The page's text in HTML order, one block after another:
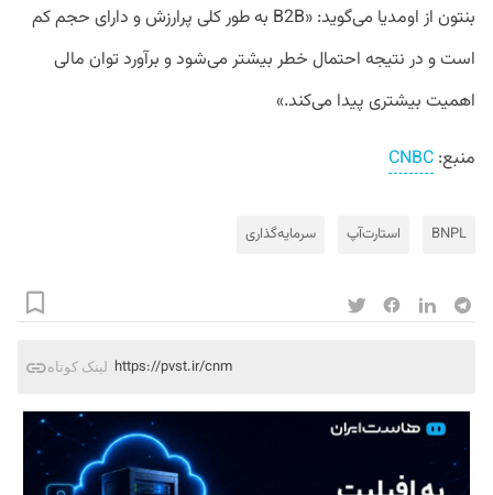
بنتون از اومدیا می‌گوید: «B2B به طور کلی پرارزش و دارای حجم کم
است و در نتیجه احتمال خطر بیشتر می‌شود و برآورد توان مالی
اهمیت بیشتری پیدا می‌کند.»
منبع: CNBC
BNPL استارت‌آپ سرمایه‌گذاری
لینک کوتاه https://pvst.ir/cnm